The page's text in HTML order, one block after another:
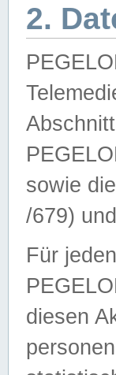
2.
sowie
/679)
Für
diesen